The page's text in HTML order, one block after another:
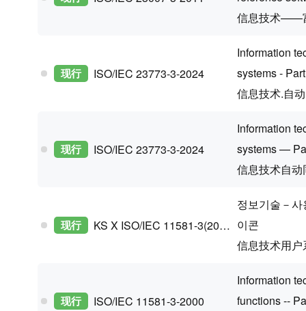
信息技术——
现行 ISO/IEC 23773-3-2024
Information
systems -
信息技术.自
现行 ISO/IEC 23773-3-2024
Information
systems —
信息技术自
现行 KS X ISO/IEC 11581-3(2017 Confirm)
정보기술－
이콘
信息技术用
现行 ISO/IEC 11581-3-2000
Information
functions --